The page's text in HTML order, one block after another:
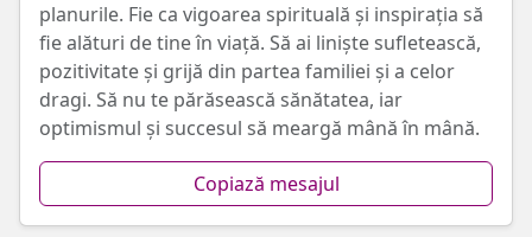
planurile. Fie ca vigoarea spirituală și inspirația să
fie alături de tine în viață. Să ai liniște sufletească,
pozitivitate și grijă din partea familiei și a celor
dragi. Să nu te părăsească sănătatea, iar
optimismul și succesul să meargă mână în mână.
Copiază mesajul